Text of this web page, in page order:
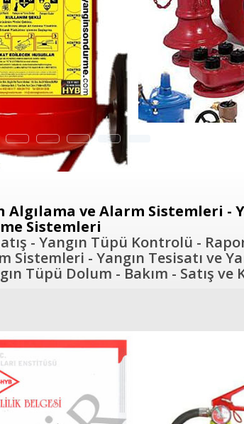
Algılama ve Alarm Sistemleri -
Sistemleri
- Yangın Tüpü Kontrolü -
- Yangın Tesisatı ve
Tüpü Dolum - Bakım - Satış